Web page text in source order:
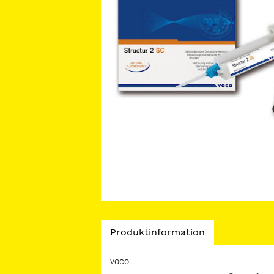
Current
Produktinformation
VOCO